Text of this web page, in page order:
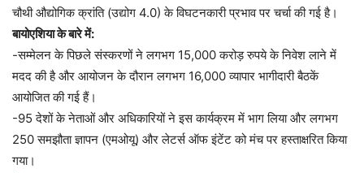
चौथी औद्योगिक क्रांति (उद्योग 4.0) के विघटनकारी प्रभाव पर चर्चा की गई है।
बायोएशिया के बारे में:
-सम्मेलन के पिछले संस्करणों ने लगभग 15,000 करोड़ रुपये के निवेश लाने में
मदद की है और आयोजन के दौरान लगभग 16,000 व्यापार भागीदारी बैठकें
आयोजित की गई हैं।
-95 देशों के नेताओं और अधिकारियों ने इस कार्यक्रम में भाग लिया और लगभग
250 समझौता ज्ञापन (एमओयू) और लेटर्स ऑफ इंटेंट को मंच पर हस्ताक्षरित किया
गया।